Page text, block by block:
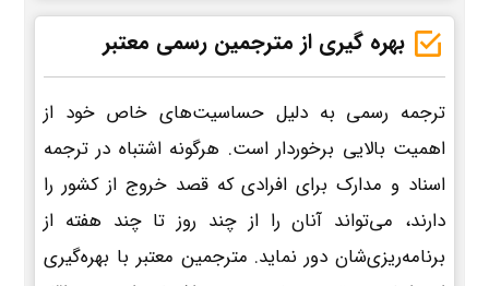
بهره گیری از مترجمین رسمی معتبر
ترجمه رسمی به دلیل حساسیت‌های خاص خود از
اهمیت بالایی برخوردار است. هرگونه اشتباه در ترجمه
اسناد و مدارک برای افرادی که قصد خروج از کشور را
دارند، می‌تواند آنان را از چند روز تا چند هفته از
برنامه‌ریزی‌شان دور نماید. مترجمین معتبر با بهره‌گیری